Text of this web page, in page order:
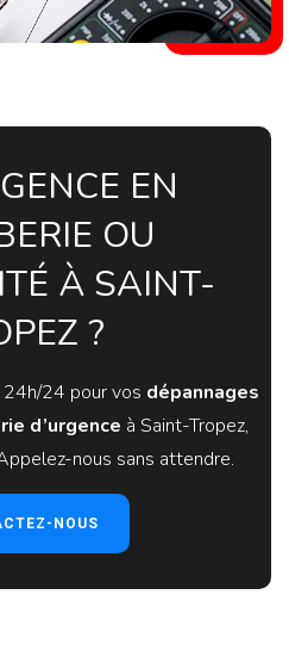
EN
OU
À SAINT-
?
24 pour vos dépannages
d’urgence à Saint-Tropez,
nous sans attendre.
NOUS